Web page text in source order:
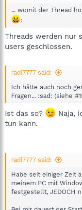
... womit der Thread
:
Threads werden nur
users geschlossen.
radi7777 said:
Ich hätte auch noch
Fragen... :sad: (siehe
Ist das so?
Naja,
tun kann.
radi7777 said:
Habe seit einiger Zeit
meinem PC mit
festgestellt, JEDOCH